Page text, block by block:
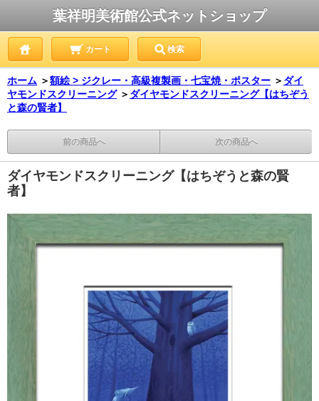
葉祥明美術館公式ネットショップ
カート 検索
ホーム ＞額絵 > ジクレー・高級複製画・七宝焼・ポスター ＞ ダイ
ヤモンドスクリーニング ＞ ダイヤモンドスクリーニング【はちぞう
と森の賢者】
前の商品へ 次の商品へ
ダイヤモンドスクリーニング【はちぞうと森の賢
者】